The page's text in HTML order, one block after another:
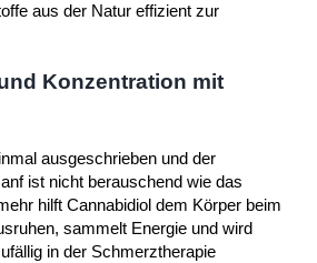
aus der Natur effizient zur
Konzentration mit
ausgeschrieben und der
ist nicht berauschend wie das
hilft Cannabidiol dem Körper beim
sammelt Energie und wird
in der Schmerztherapie